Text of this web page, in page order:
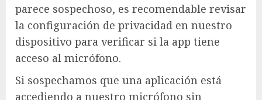
parece sospechoso, es recomendable revisar
la configuración de privacidad en nuestro
dispositivo para verificar si la app tiene
acceso al micrófono.
Si sospechamos que una aplicación está
accediendo a nuestro micrófono sin